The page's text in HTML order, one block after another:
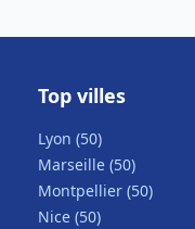
Top villes
Lyon (50)
Marseille (50)
Montpellier (50)
Nice (50)